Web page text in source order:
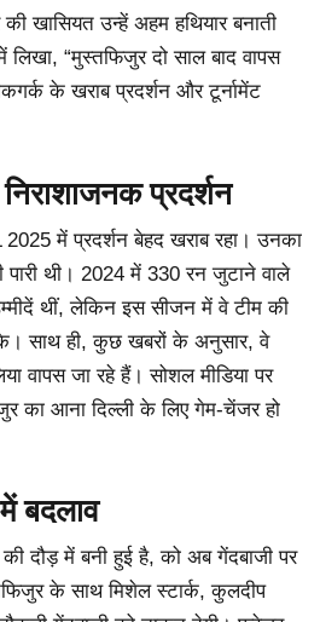
खासियत उन्हें अहम हथियार बनाती
“मुस्तफिजुर दो साल बाद वापस
के खराब प्रदर्शन और टूर्नामेंट
प्रदर्शन
में प्रदर्शन बेहद खराब रहा। उनका
पारी थी। 2024 में 330 रन जुटाने वाले
थीं, लेकिन इस सीजन में वे टीम की
साथ ही, कुछ खबरों के अनुसार, वे
वापस जा रहे हैं। सोशल मीडिया पर
का आना दिल्ली के लिए गेम-चेंजर हो
बदलाव
दौड़ में बनी हुई है, को अब गेंदबाजी पर
के साथ मिशेल स्टार्क, कुलदीप